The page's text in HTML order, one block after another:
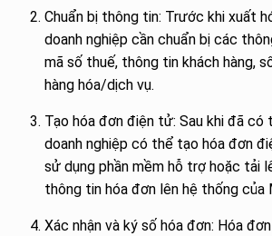
Chuẩn bị thông tin: Trước khi xuất
doanh nghiệp cần chuẩn bị các
mã số thuế, thông tin khách hàng,
hàng hóa/dịch vụ.
Tạo hóa đơn điện tử: Sau khi đã có
doanh nghiệp có thể tạo hóa đơn
sử dụng phần mềm hỗ trợ hoặc tải
thông tin hóa đơn lên hệ thống của
Xác nhận và ký số hóa đơn: Hóa